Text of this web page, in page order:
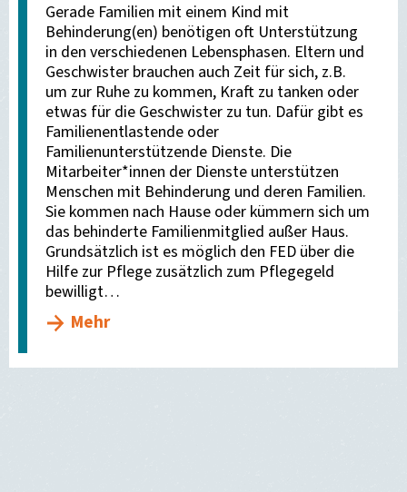
Gerade Familien mit einem Kind mit
Behinderung(en) benötigen oft Unterstützung
in den verschiedenen Lebensphasen. Eltern und
Geschwister brauchen auch Zeit für sich, z.B.
um zur Ruhe zu kommen, Kraft zu tanken oder
etwas für die Geschwister zu tun. Dafür gibt es
Familienentlastende oder
Familienunterstützende Dienste. Die
Mitarbeiter*innen der Dienste unterstützen
Menschen mit Behinderung und deren Familien.
Sie kommen nach Hause oder kümmern sich um
das behinderte Familienmitglied außer Haus.
Grundsätzlich ist es möglich den FED über die
Hilfe zur Pflege zusätzlich zum Pflegegeld
bewilligt…
Mehr